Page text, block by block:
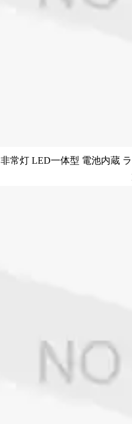
非常灯 LED一体型 電池内蔵